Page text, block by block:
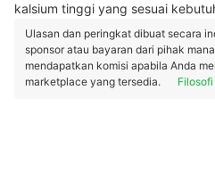
kalsium tinggi yang sesuai
Ulasan dan peringkat dibuat secara
sponsor atau bayaran dari pihak
mendapatkan komisi apabila Anda
marketplace yang tersedia.